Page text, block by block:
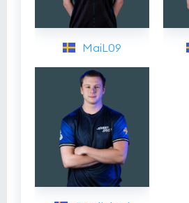
MaiL09